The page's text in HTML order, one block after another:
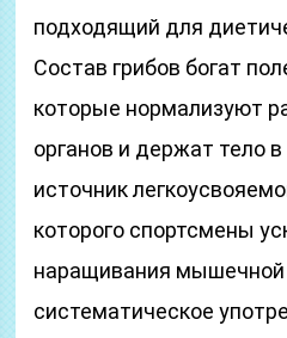
подходящий для
Состав грибов богат
которые нормализуют
органов и держат тело
источник
которого спортсмены
наращивания
систематическое